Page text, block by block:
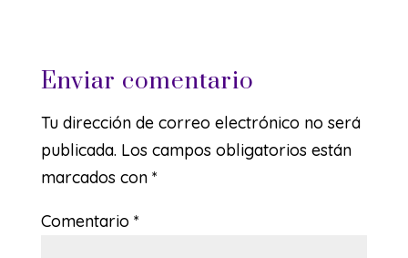
Enviar comentario
Tu dirección de correo electrónico no será
publicada. Los campos obligatorios están
marcados con *
Comentario *